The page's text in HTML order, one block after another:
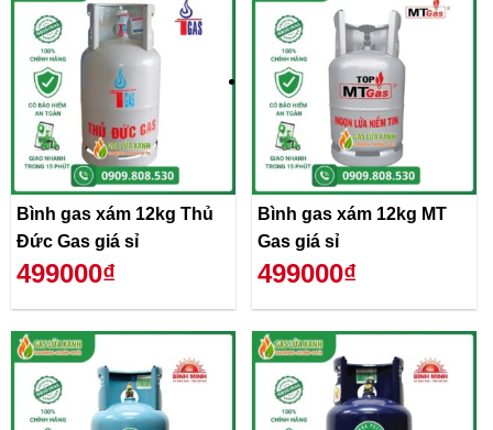
Bình gas xám 12kg Thủ
Đức Gas giá sỉ
499000₫
Bình gas xám 12kg MT
Gas giá sỉ
499000₫